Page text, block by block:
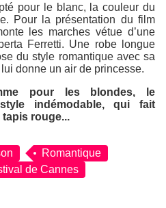
pour le blanc, la couleur du
Pour la présentation du film
les marches vétue d’une
Ferretti. Une robe longue
du style romantique avec sa
donne un air de princesse.
pour les blondes, le
indémodable, qui fait
rouge...
Romantique
de Cannes